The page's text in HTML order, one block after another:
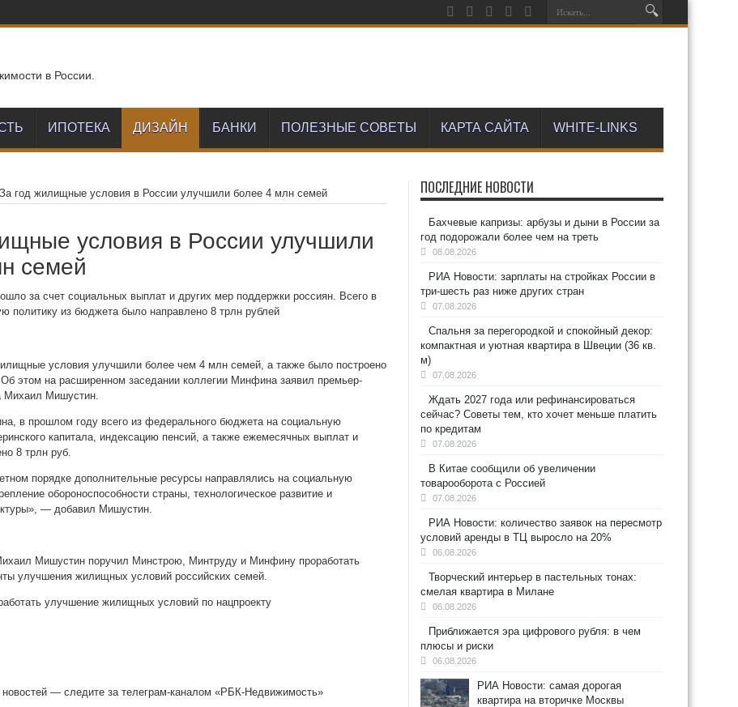
в России.
ИПОТЕКА ДИЗАЙН БАНКИ ПОЛЕЗНЫЕ СОВЕТЫ КАРТА САЙТА WHITE-LINKS
За год жилищные условия в России улучшили более 4 млн семей
условия в России улучшили
семей
за счет социальных выплат и других мер поддержки россиян. Всего в
политику из бюджета было направлено 8 трлн рублей
условия улучшили более чем 4 млн семей, а также было построено
этом на расширенном заседании коллегии Минфина заявил премьер-
Михаил Мишустин.
в прошлом году всего из федерального бюджета на социальную
капитала, индексацию пенсий, а также ежемесячных выплат и
8 трлн руб.
порядке дополнительные ресурсы направлялись на социальную
обороноспособности страны, технологическое развитие и
— добавил Мишустин.
Мишустин поручил Минстрою, Минтруду и Минфину проработать
улучшения жилищных условий российских семей.
улучшение жилищных условий по нацпроекту
— следите за телеграм-каналом «РБК-Недвижимость»
ПОСЛЕДНИЕ НОВОСТИ
Бахчевые капризы: арбузы и дыни в России за
год подорожали более чем на треть
08.08.2026
РИА Новости: зарплаты на стройках России в
три-шесть раз ниже других стран
07.08.2026
Спальня за перегородкой и спокойный декор:
компактная и уютная квартира в Швеции (36 кв.
м)
07.08.2026
Ждать 2027 года или рефинансироваться
сейчас? Советы тем, кто хочет меньше платить
по кредитам
07.08.2026
В Китае сообщили об увеличении
товарооборота с Россией
07.08.2026
РИА Новости: количество заявок на пересмотр
условий аренды в ТЦ выросло на 20%
06.08.2026
Творческий интерьер в пастельных тонах:
смелая квартира в Милане
06.08.2026
Приближается эра цифрового рубля: в чем
плюсы и риски
06.08.2026
РИА Новости: самая дорогая
квартира на вторичке Москвы